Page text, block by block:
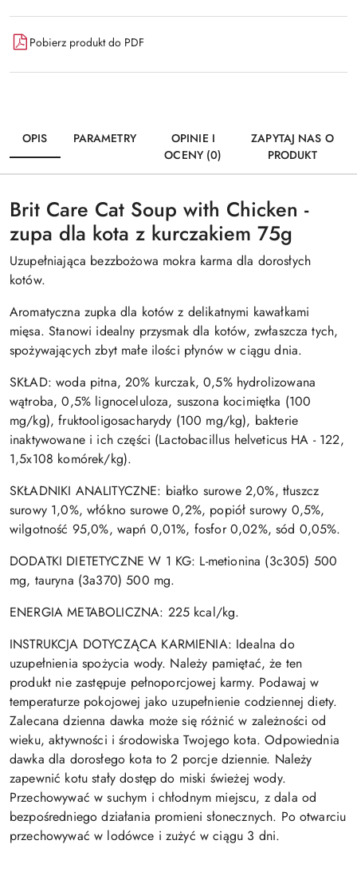
Pobierz produkt do PDF
OPIS PARAMETRY
OPINIE I
OCENY (0)
ZAPYTAJ NAS O
PRODUKT
Brit Care Cat Soup with Chicken -
zupa dla kota z kurczakiem 75g
Uzupełniająca bezzbożowa mokra karma dla dorosłych
kotów.
Aromatyczna zupka dla kotów z delikatnymi kawałkami
mięsa. Stanowi idealny przysmak dla kotów, zwłaszcza tych,
spożywających zbyt małe ilości płynów w ciągu dnia.
SKŁAD: woda pitna, 20% kurczak, 0,5% hydrolizowana
wątroba, 0,5% lignoceluloza, suszona kocimiętka (100
mg/kg), fruktooligosacharydy (100 mg/kg), bakterie
inaktywowane i ich części (Lactobacillus helveticus HA - 122,
1,5x108 komórek/kg).
SKŁADNIKI ANALITYCZNE: białko surowe 2,0%, tłuszcz
surowy 1,0%, włókno surowe 0,2%, popiół surowy 0,5%,
wilgotność 95,0%, wapń 0,01%, fosfor 0,02%, sód 0,05%.
DODATKI DIETETYCZNE W 1 KG: L-metionina (3c305) 500
mg, tauryna (3a370) 500 mg.
ENERGIA METABOLICZNA: 225 kcal/kg.
INSTRUKCJA DOTYCZĄCA KARMIENIA: Idealna do
uzupełnienia spożycia wody. Należy pamiętać, że ten
produkt nie zastępuje pełnoporcjowej karmy. Podawaj w
temperaturze pokojowej jako uzupełnienie codziennej diety.
Zalecana dzienna dawka może się różnić w zależności od
wieku, aktywności i środowiska Twojego kota. Odpowiednia
dawka dla dorosłego kota to 2 porcje dziennie. Należy
zapewnić kotu stały dostęp do miski świeżej wody.
Przechowywać w suchym i chłodnym miejscu, z dala od
bezpośredniego działania promieni słonecznych. Po otwarciu
przechowywać w lodówce i zużyć w ciągu 3 dni.